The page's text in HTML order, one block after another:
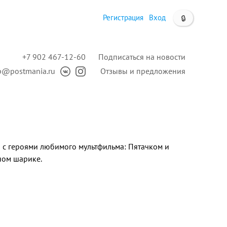
🔒
Регистрация Вход
Подписаться на новости
Отзывы и предложения
+7 902 467-12-60
с героями любимого мультфильма: Пятачком и
шарике.